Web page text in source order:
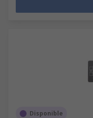
Disponible